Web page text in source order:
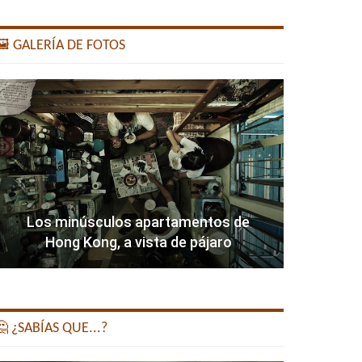
GALERÍA DE FOTOS
Los minúsculos apartamentos de
Hong Kong, a vista de pájaro
¿SABÍAS QUE...?